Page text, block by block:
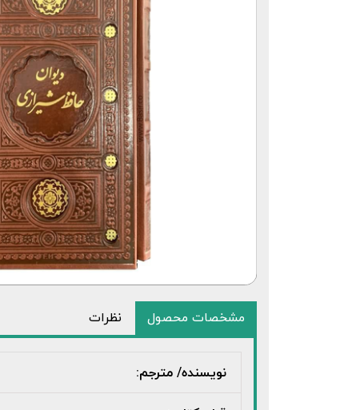
مشخصات محصول نظرات
نویسنده/ مترجم: